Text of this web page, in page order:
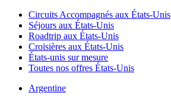
Circuits Accompagnés aux États-Unis
Séjours aux États-Unis
Roadtrip aux États-Unis
Croisières aux États-Unis
États-unis sur mesure
Toutes nos offres États-Unis
Argentine